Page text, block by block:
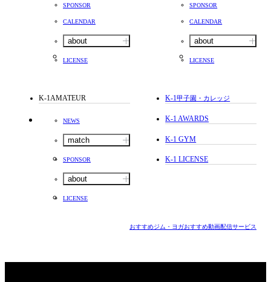
SPONSOR
CALENDAR
about
LICENSE
SPONSOR
CALENDAR
about
LICENSE
K-1AMATEUR
NEWS
match
SPONSOR
about
LICENSE
K-1甲子園・カレッジ
K-1 AWARDS
K-1 GYM
K-1 LICENSE
おすすめジム・ヨガおすすめ動画配信サービス